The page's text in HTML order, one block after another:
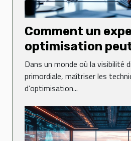
Comment un
optimisation
transformer
en ligne ?
Dans un monde où la visibilité
primordiale, maîtriser les
d’optimisation...